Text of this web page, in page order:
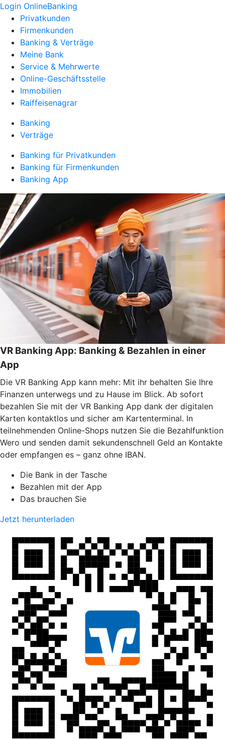
Login OnlineBanking
Privatkunden
Firmenkunden
Banking & Verträge
Meine Bank
Service & Mehrwerte
Online-Geschäftsstelle
Immobilien
Raiffeisenagrar
Banking
Verträge
Banking für Privatkunden
Banking für Firmenkunden
Banking App
VR Banking App: Banking & Bezahlen in einer
App
Die VR Banking App kann mehr: Mit ihr behalten Sie Ihre
Finanzen unterwegs und zu Hause im Blick. Ab sofort
bezahlen Sie mit der VR Banking App dank der digitalen
Karten kontaktlos und sicher am Kartenterminal. In
teilnehmenden Online-Shops nutzen Sie die Bezahlfunktion
Wero und senden damit sekundenschnell Geld an Kontakte
oder empfangen es – ganz ohne IBAN.
Die Bank in der Tasche
Bezahlen mit der App
Das brauchen Sie
Jetzt herunterladen